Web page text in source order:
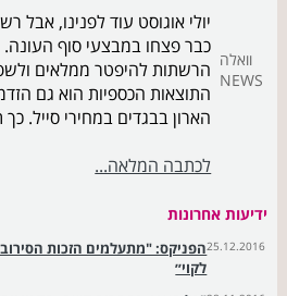
וואלה
NEWS
יולי אוגוסט עוד לפנינו, אבל
כבר פצחו במבצעי סוף העונה.
הרשתות להיפטר ממלאים
התוצאות הכספיות הוא גם
הארון בבגדים במחירי סייל.
לכתבה המלאה...
ידיעות אחרונות
25.12.2016הפניקס: "מתעלמים הזכות הסירוב
לקוי״